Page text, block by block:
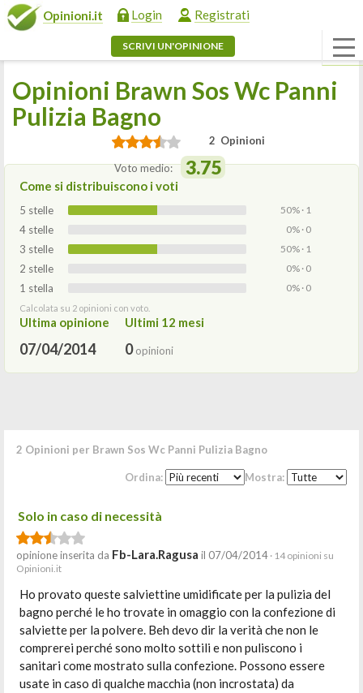
Opinioni.it Login Registrati
SCRIVI UN'OPINIONE
Opinioni Brawn Sos Wc Panni
Pulizia Bagno
2 Opinioni
Voto medio: 3.75
Come si distribuiscono i voti
5 stelle 50% · 1
4 stelle 0% · 0
3 stelle 50% · 1
2 stelle 0% · 0
1 stella 0% · 0
Calcolata su 2 opinioni con voto.
Ultima opinione
07/04/2014
Ultimi 12 mesi
0opinioni
2 Opinioni per Brawn Sos Wc Panni Pulizia Bagno
Ordina: Mostra:
Solo in caso di necessità
opinione inserita da Fb-Lara.ragusa il 07/04/2014 · 14 opinioni su
Opinioni.it
Ho provato queste salviettine umidificate per la pulizia del
bagno perché le ho trovate in omaggio con la confezione di
salviette per la polvere. Beh devo dir la verità che non le
comprerei perché sono molto sottili e non puliscono i
sanitari come mostrato sulla confezione. Possono essere
usate in caso di qualche macchia (non incrostata) da